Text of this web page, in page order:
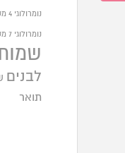
נומרולוגי 4
נומרולוגי 7
לבנים
תואר